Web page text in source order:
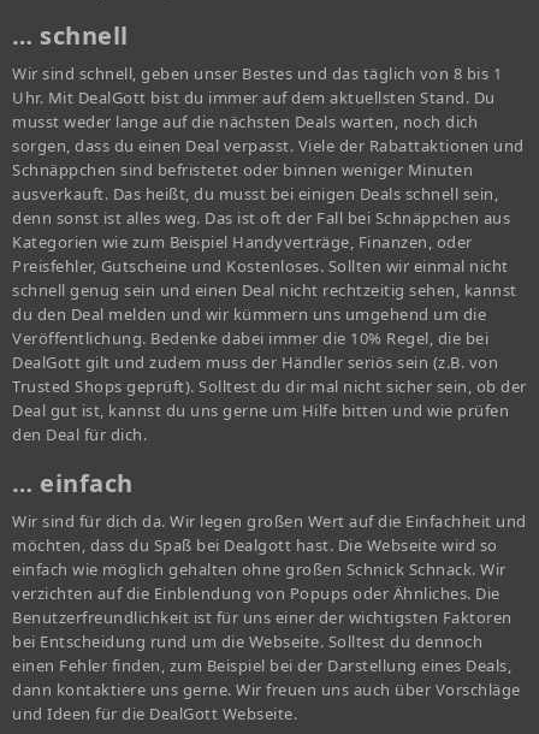
… schnell
Wir sind schnell, geben unser Bestes und das täglich von 8 bis 1
Uhr. Mit DealGott bist du immer auf dem aktuellsten Stand. Du
musst weder lange auf die nächsten Deals warten, noch dich
sorgen, dass du einen Deal verpasst. Viele der Rabattaktionen und
Schnäppchen sind befristetet oder binnen weniger Minuten
ausverkauft. Das heißt, du musst bei einigen Deals schnell sein,
denn sonst ist alles weg. Das ist oft der Fall bei Schnäppchen aus
Kategorien wie zum Beispiel Handyverträge, Finanzen, oder
Preisfehler, Gutscheine und Kostenloses. Sollten wir einmal nicht
schnell genug sein und einen Deal nicht rechtzeitig sehen, kannst
du den Deal melden und wir kümmern uns umgehend um die
Veröffentlichung. Bedenke dabei immer die 10% Regel, die bei
DealGott gilt und zudem muss der Händler seriös sein (z.B. von
Trusted Shops geprüft). Solltest du dir mal nicht sicher sein, ob der
Deal gut ist, kannst du uns gerne um Hilfe bitten und wie prüfen
den Deal für dich.
… einfach
Wir sind für dich da. Wir legen großen Wert auf die Einfachheit und
möchten, dass du Spaß bei Dealgott hast. Die Webseite wird so
einfach wie möglich gehalten ohne großen Schnick Schnack. Wir
verzichten auf die Einblendung von Popups oder Ähnliches. Die
Benutzerfreundlichkeit ist für uns einer der wichtigsten Faktoren
bei Entscheidung rund um die Webseite. Solltest du dennoch
einen Fehler finden, zum Beispiel bei der Darstellung eines Deals,
dann kontaktiere uns gerne. Wir freuen uns auch über Vorschläge
und Ideen für die DealGott Webseite.